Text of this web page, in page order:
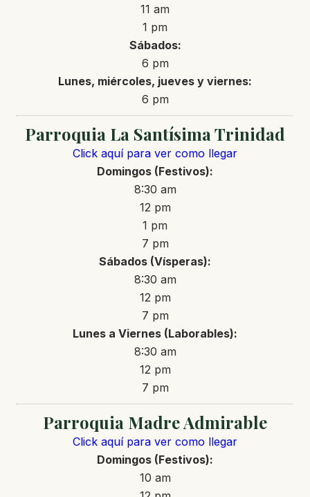
11 am
1 pm
Sábados:
6 pm
Lunes, miércoles, jueves y viernes:
6 pm
Parroquia La Santísima Trinidad
Click aquí para ver como llegar
Domingos (Festivos):
8:30 am
12 pm
1 pm
7 pm
Sábados (Vísperas):
8:30 am
12 pm
7 pm
Lunes a Viernes (Laborables):
8:30 am
12 pm
7 pm
Parroquia Madre Admirable
Click aquí para ver como llegar
Domingos (Festivos):
10 am